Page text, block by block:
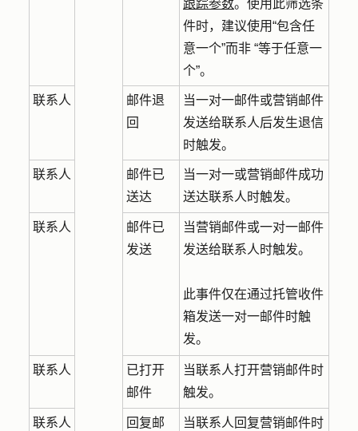
跟踪参数。使用此筛选条
件时，建议使用“包含任
意一个”而非 “等于任意一
个”。
联系人
邮件退
回
当一对一邮件或营销邮件
发送给联系人后发生退信
时触发。
联系人
邮件已
送达
当一对一或营销邮件成功
送达联系人时触发。
联系人
邮件已
发送
当营销邮件或一对一邮件
发送给联系人时触发。
此事件仅在通过托管收件
箱发送一对一邮件时触
发。
联系人
已打开
邮件
当联系人打开营销邮件时
触发。
联系人
回复邮
当联系人回复营销邮件时